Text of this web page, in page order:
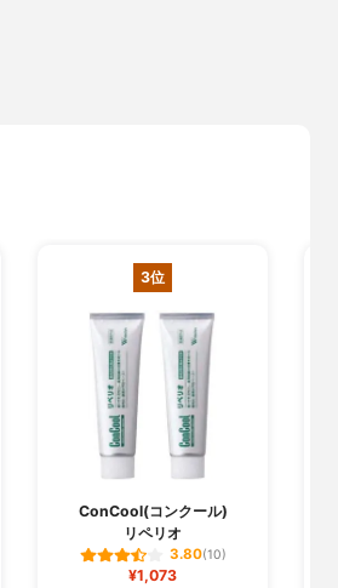
3位
ConCool(コンクール)
リペリオ
3.80(10)
¥1,073